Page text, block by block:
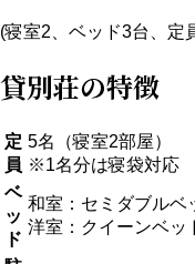
(寝室2、ベッド3台、定
貸別荘の特徴
定
員
5名（寝室2部屋）
※1名分は寝袋対応
ベ
ッ
ド
和室：セミダブルベ
洋室：クイーンベッ